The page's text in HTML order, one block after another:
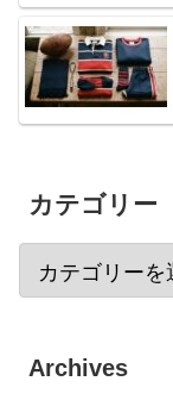
カテゴリー
Archives